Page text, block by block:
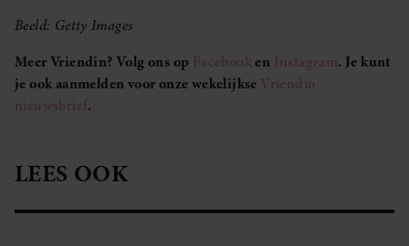
Beeld: Getty Images
Meer Vriendin? Volg ons op Facebooken Instagram. Je kunt
je ook aanmelden voor onze wekelijkse Vriendin
nieuwsbrief.
LEES OOK